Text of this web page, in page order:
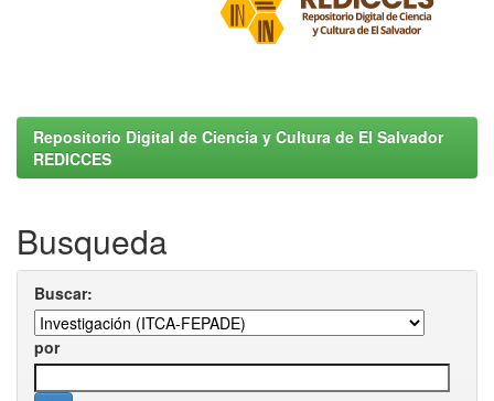
Repositorio Digital de Ciencia y Cultura de El Salvador
REDICCES
Busqueda
Buscar:
por